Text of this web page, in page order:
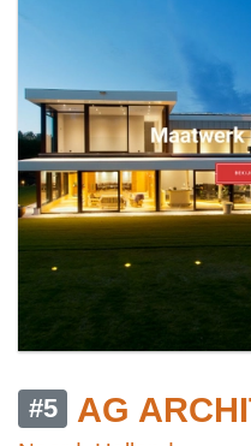
#5 AG